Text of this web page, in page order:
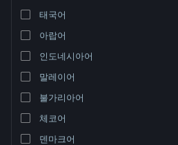
Steam 모바일 앱 다운로드
PC 웹사이트 보기
태국어
아랍어
인도네시아어
말레이어
불가리아어
체코어
덴마크어